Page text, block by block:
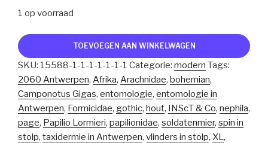
1 op voorraad
houten
stolp
met
soldatenmieren
aantal
TOEVOEGEN AAN WINKELWAGEN
SKU: 15588-1-1-1-1-1-1-1 Categorie: modern Tags:
2060 Antwerpen, Afrika, Arachnidae, bohemian,
Camponotus Gigas, entomologie, entomologie in
Antwerpen, Formicidae, gothic, hout, INScT & Co, nephila,
page, Papilio Lormieri, papilionidae, soldatenmier, spin in
stolp, taxidermie in Antwerpen, vlinders in stolp, XL,